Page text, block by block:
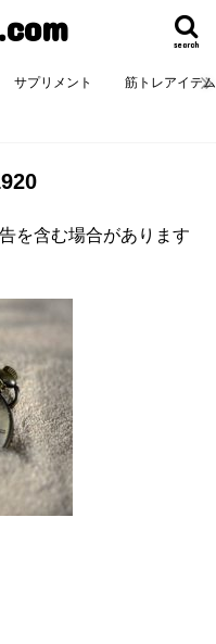
search
サプリメント 筋トレアイテム
を含む場合があります